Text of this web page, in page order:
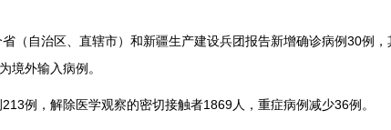
自治区、直辖市）和新疆生产建设兵团报告新增确诊病例30例，
境外输入病例。
例，解除医学观察的密切接触者1869人，重症病例减少36例。